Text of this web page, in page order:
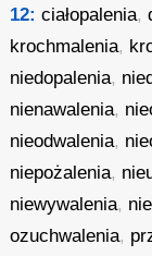
12: ciałopalenia,
krochmalenia,
niedopalenia,
nienawalenia,
nieodwalenia,
niepożalenia,
niewywalenia,
ozuchwalenia,